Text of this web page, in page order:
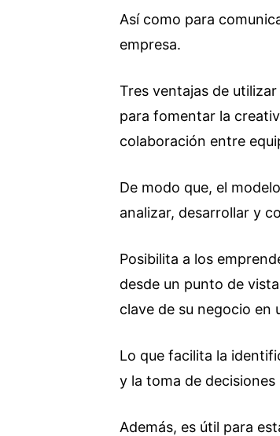
Así como para
empresa.
Tres ventajas de
para fomentar la
colaboración entre
De modo que, el
analizar, desarrollar y
Posibilita a los
desde un punto de
clave de su negocio en
Lo que facilita la
y la toma de
Además, es útil para